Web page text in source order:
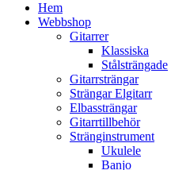
Hem
Webbshop
Gitarrer
Klassiska
Stålsträngade
Gitarrsträngar
Strängar Elgitarr
Elbassträngar
Gitarrtillbehör
Stränginstrument
Ukulele
Banjo